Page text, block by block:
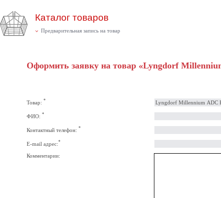
Каталог товаров
Предварительная запись на товар
Оформить заявку на товар «Lyngdorf
Товар: *
ФИО: *
Контактный телефон: *
E-mail адрес:*
Комментарии: